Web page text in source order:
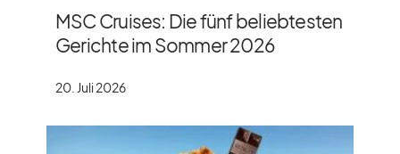
MSC Cruises: Die fünf beliebtesten
Gerichte im Sommer 2026
20. Juli 2026